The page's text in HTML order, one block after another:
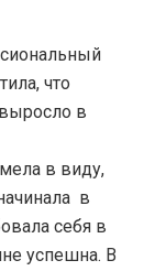
что
в
в виду,
в
себя в
успешна. В